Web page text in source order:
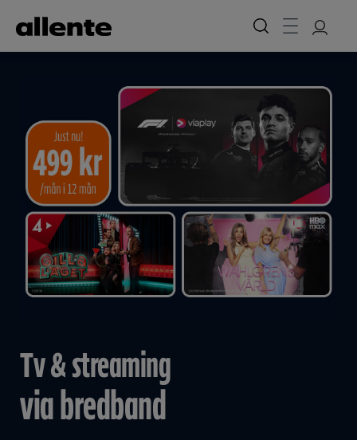
Tv & streaming
via bredband